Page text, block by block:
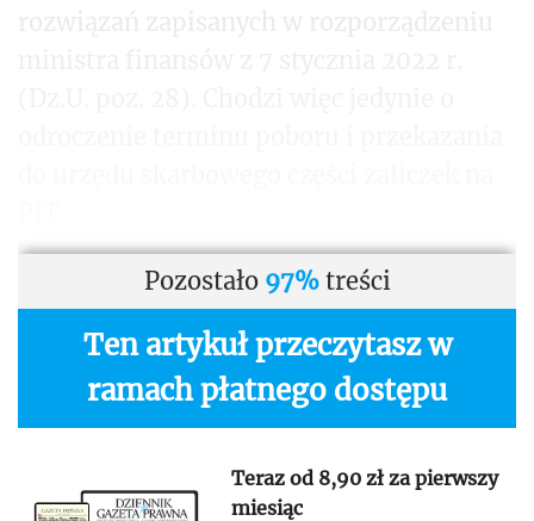
Pozostało 97%treści
Ten artykuł przeczytasz w
ramach płatnego dostępu
Teraz od 8,90 zł za pierwszy
miesiąc